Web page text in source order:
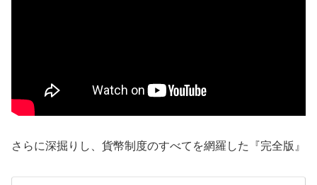
さらに深掘りし、貨幣制度のすべてを網羅した『完全版』